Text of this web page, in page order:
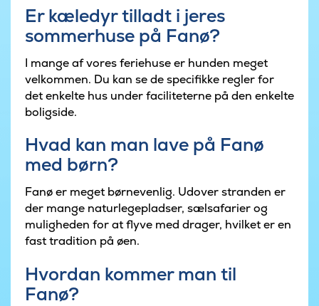
Er kæledyr tilladt i jeres
sommerhuse på Fanø?
I mange af vores feriehuse er hunden meget
velkommen. Du kan se de specifikke regler for
det enkelte hus under faciliteterne på den enkelte
boligside.
Hvad kan man lave på Fanø
med børn?
Fanø er meget børnevenlig. Udover stranden er
der mange naturlegepladser, sælsafarier og
muligheden for at flyve med drager, hvilket er en
fast tradition på øen.
Hvordan kommer man til
Fanø?